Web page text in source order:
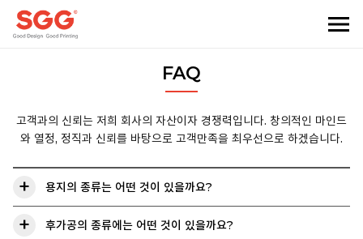
FAQ
고객과의 신뢰는 저희 회사의 자산이자 경쟁력입니다. 창의적인 마인드
와 열정, 정직과 신뢰를 바탕으로 고객만족을 최우선으로 하겠습니다.
용지의 종류는 어떤 것이 있을까요?
후가공의 종류에는 어떤 것이 있을까요?